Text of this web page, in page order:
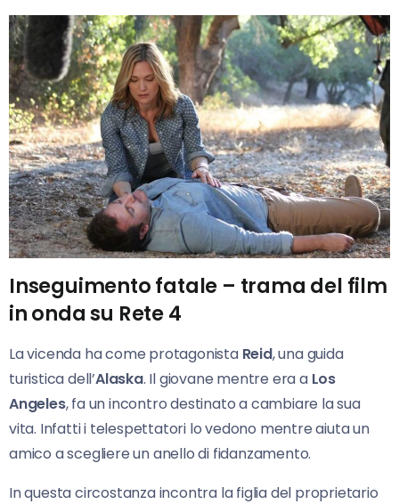
Inseguimento fatale – trama del film
in onda su Rete 4
La vicenda ha come protagonista Reid, una guida
turistica dell’Alaska. Il giovane mentre era a Los
Angeles, fa un incontro destinato a cambiare la sua
vita. Infatti i telespettatori lo vedono mentre aiuta un
amico a scegliere un anello di fidanzamento.
In questa circostanza incontra la figlia del proprietario